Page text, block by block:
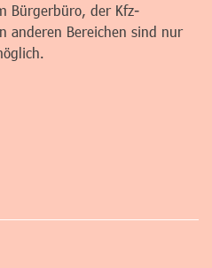
Bürgerbüro, der Kfz-
anderen Bereichen sind nur